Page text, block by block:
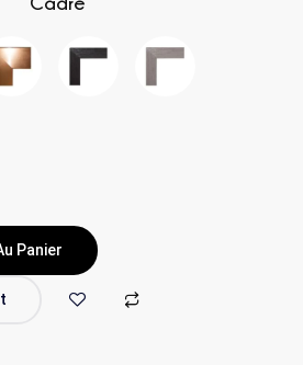
Panier